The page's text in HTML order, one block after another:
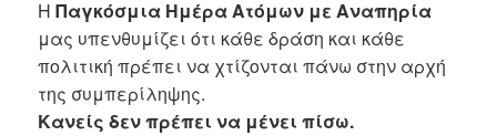
ΗΠαγκόσμια Ημέρα Ατόμων με Αναπηρία
μας υπενθυμίζει ότι κάθε δράση και κάθε
πολιτική πρέπει να χτίζονται πάνω στην αρχή
της συμπερίληψης.
Κανείς δεν πρέπει να μένει πίσω.